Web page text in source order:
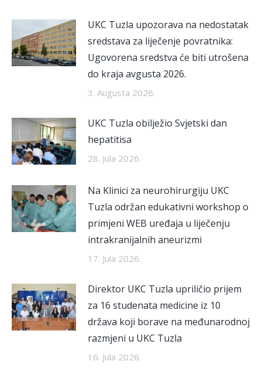
UKC Tuzla upozorava na nedostatak
sredstava za liječenje povratnika:
Ugovorena sredstva će biti utrošena
do kraja avgusta 2026.
3. Augusta 2026.
UKC Tuzla obilježio Svjetski dan
hepatitisa
28. Jula 2026.
Na Klinici za neurohirurgiju UKC
Tuzla održan edukativni workshop o
primjeni WEB uređaja u liječenju
intrakranijalnih aneurizmi
17. Jula 2026.
Direktor UKC Tuzla upriličio prijem
za 16 studenata medicine iz 10
država koji borave na međunarodnoj
razmjeni u UKC Tuzla
16. Jula 2026.